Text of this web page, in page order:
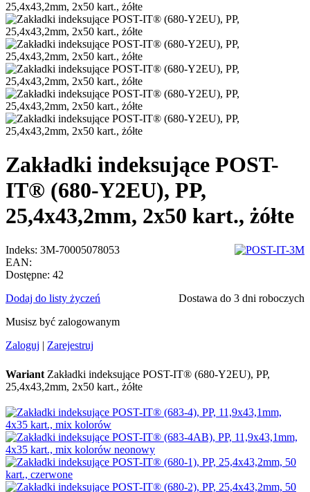
Zakładki indeksujące POST-
IT® (680-Y2EU), PP,
25,4x43,2mm, 2x50 kart., żółte
Indeks: 3M-70005078053
EAN:
Dostępne: 42
Dostawa do 3 dni roboczych
Dodaj do listy życzeń
Musisz być zalogowanym
Zaloguj | Zarejestruj
Wariant Zakładki indeksujące POST-IT® (680-Y2EU), PP,
25,4x43,2mm, 2x50 kart., żółte